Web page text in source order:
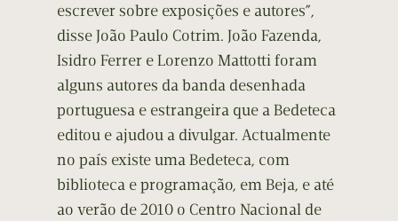
escrever sobre exposições e autores”,
disse João Paulo Cotrim. João Fazenda,
Isidro Ferrer e Lorenzo Mattotti foram
alguns autores da banda desenhada
portuguesa e estrangeira que a Bedeteca
editou e ajudou a divulgar. Actualmente
no país existe uma Bedeteca, com
biblioteca e programação, em Beja, e até
ao verão de 2010 o Centro Nacional de